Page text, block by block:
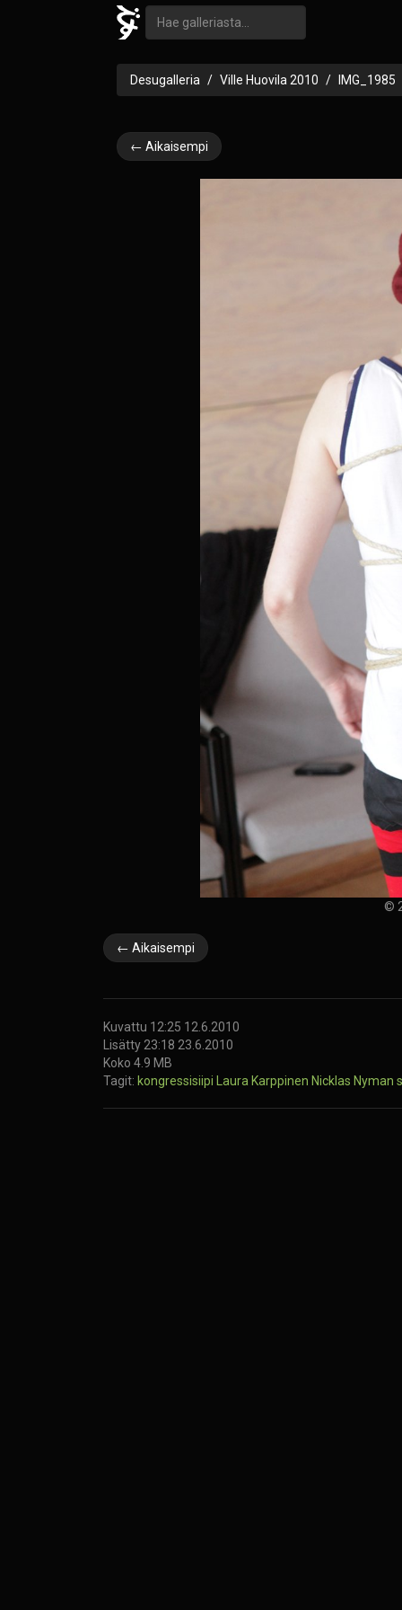
Desugalleria Ville Huovila 2010 IMG_1985
← Aikaisempi
©
← Aikaisempi
Kuvattu 12:25 12.6.2010
Lisätty 23:18 23.6.2010
Koko 4.9 MB
Tagit: kongressisiipi Laura Karppinen Nicklas Nyman